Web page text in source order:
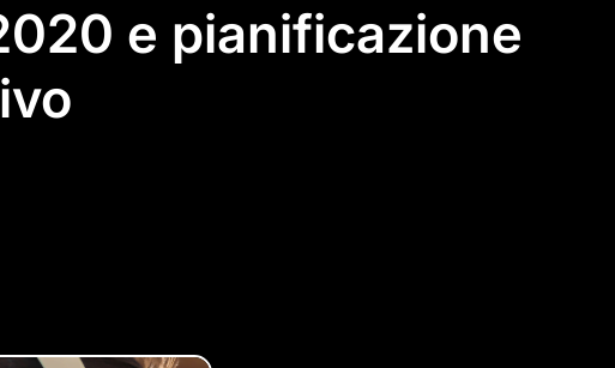
e pianificazione